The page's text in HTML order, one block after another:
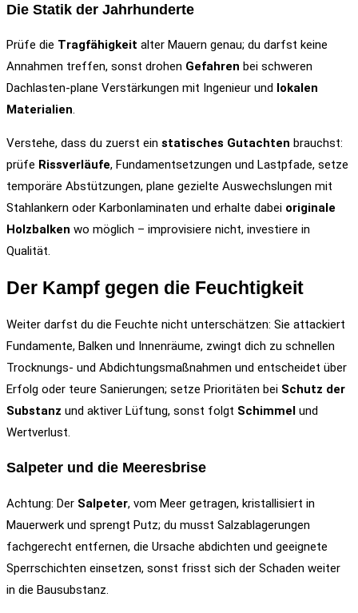
Die Statik der Jahrhunderte
Prüfe die Tragfähigkeit alter Mauern genau; du darfst keine
Annahmen treffen, sonst drohen Gefahren bei schweren
Dachlasten-plane Verstärkungen mit Ingenieur und lokalen
Materialien.
Verstehe, dass du zuerst ein statisches Gutachten brauchst:
prüfe Rissverläufe, Fundamentsetzungen und Lastpfade, setze
temporäre Abstützungen, plane gezielte Auswechslungen mit
Stahlankern oder Karbonlaminaten und erhalte dabei originale
Holzbalken wo möglich – improvisiere nicht, investiere in
Qualität.
Der Kampf gegen die Feuchtigkeit
Weiter darfst du die Feuchte nicht unterschätzen: Sie attackiert
Fundamente, Balken und Innenräume, zwingt dich zu schnellen
Trocknungs- und Abdichtungsmaßnahmen und entscheidet über
Erfolg oder teure Sanierungen; setze Prioritäten bei Schutz der
Substanz und aktiver Lüftung, sonst folgt Schimmel und
Wertverlust.
Salpeter und die Meeresbrise
Achtung: Der Salpeter, vom Meer getragen, kristallisiert in
Mauerwerk und sprengt Putz; du musst Salzablagerungen
fachgerecht entfernen, die Ursache abdichten und geeignete
Sperrschichten einsetzen, sonst frisst sich der Schaden weiter
in die Bausubstanz.